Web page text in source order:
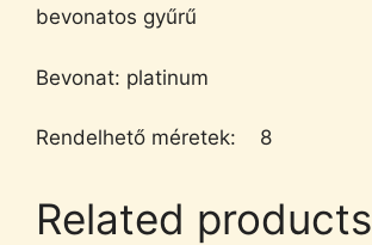
bevonatos gyűrű
Bevonat: platinum
Rendelhető méretek: 8
Related products